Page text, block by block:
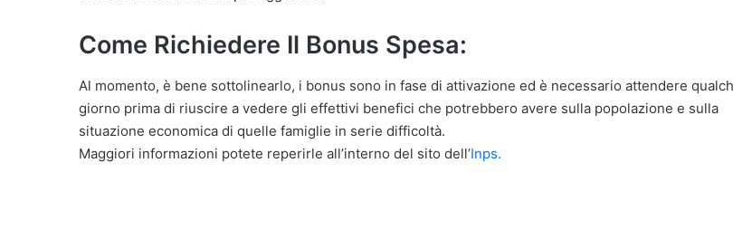
Come Richiedere Il Bonus Spesa:
Al momento, è bene sottolinearlo, i bonus sono in fase di attivazione ed è necessario attendere
giorno prima di riuscire a vedere gli effettivi benefici che potrebbero avere sulla popolazione e sulla
situazione economica di quelle famiglie in serie difficoltà.
Maggiori informazioni potete reperirle all’interno del sito dell’Inps.